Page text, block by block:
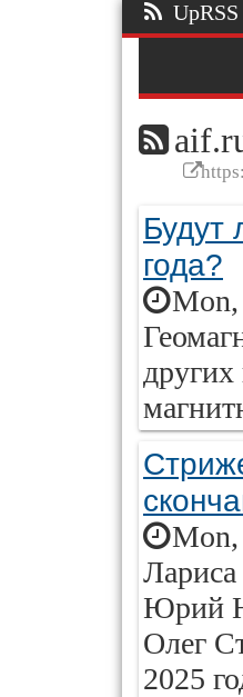
Будут
года?
Mon,
Mon,
Юрий
Олег
2025